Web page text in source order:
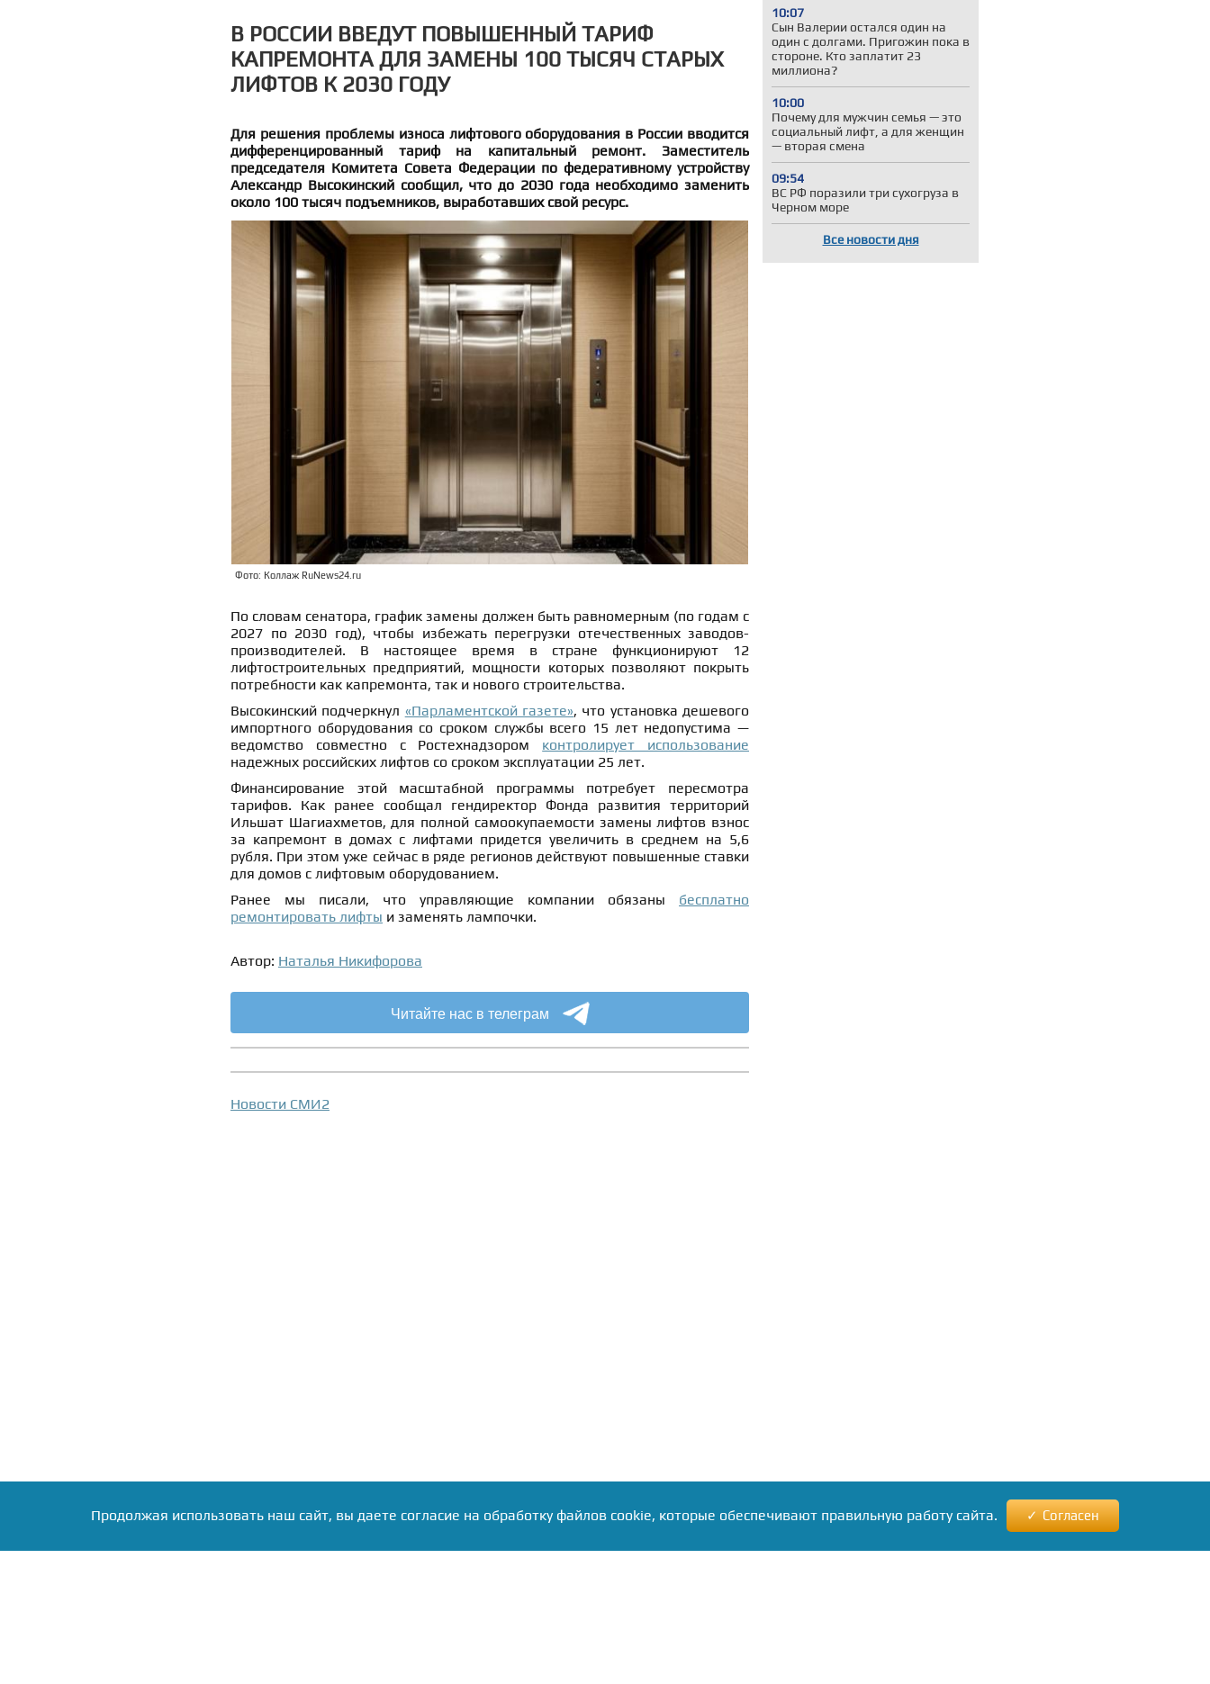
10:07
Сын Валерии остался один на
один с долгами. Пригожин пока в
стороне. Кто заплатит 23
миллиона?
10:00
Почему для мужчин семья — это
социальный лифт, а для женщин
— вторая смена
09:54
ВС РФ поразили три сухогруза в
Черном море
Все новости дня
В РОССИИ ВВЕДУТ ПОВЫШЕННЫЙ ТАРИФ
КАПРЕМОНТА ДЛЯ ЗАМЕНЫ 100 ТЫСЯЧ СТАРЫХ
ЛИФТОВ К 2030 ГОДУ
Для решения проблемы износа лифтового оборудования в России вводится
дифференцированный тариф на капитальный ремонт. Заместитель
председателя Комитета Совета Федерации по федеративному устройству
Александр Высокинский сообщил, что до 2030 года необходимо заменить
около 100 тысяч подъемников, выработавших свой ресурс.
Фото: Коллаж RuNews24.ru
По словам сенатора, график замены должен быть равномерным (по годам с
2027 по 2030 год), чтобы избежать перегрузки отечественных заводов-
производителей. В настоящее время в стране функционируют 12
лифтостроительных предприятий, мощности которых позволяют покрыть
потребности как капремонта, так и нового строительства.
Высокинский подчеркнул «Парламентской газете», что установка дешевого
импортного оборудования со сроком службы всего 15 лет недопустима —
ведомство совместно с Ростехнадзором контролирует использование
надежных российских лифтов со сроком эксплуатации 25 лет.
Финансирование этой масштабной программы потребует пересмотра
тарифов. Как ранее сообщал гендиректор Фонда развития территорий
Ильшат Шагиахметов, для полной самоокупаемости замены лифтов взнос
за капремонт в домах с лифтами придется увеличить в среднем на 5,6
рубля. При этом уже сейчас в ряде регионов действуют повышенные ставки
для домов с лифтовым оборудованием.
Ранее мы писали, что управляющие компании обязаны бесплатно
ремонтировать лифты и заменять лампочки.
Автор: Наталья Никифорова
Читайте нас в телеграм
Новости СМИ2
Продолжая использовать наш сайт, вы даете согласие на обработку файлов cookie, которые обеспечивают правильную работу сайта. Согласен